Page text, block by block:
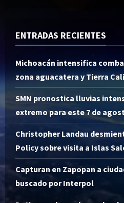
ENTRADAS RECIENTES
Michoacán intensifica
zona aguacatera y Tierra
SMN pronostica lluvias
extremo para este 7 de
Christopher Landau
Policy sobre visita a Islas
Capturan en Zapopan a
buscado por Interpol